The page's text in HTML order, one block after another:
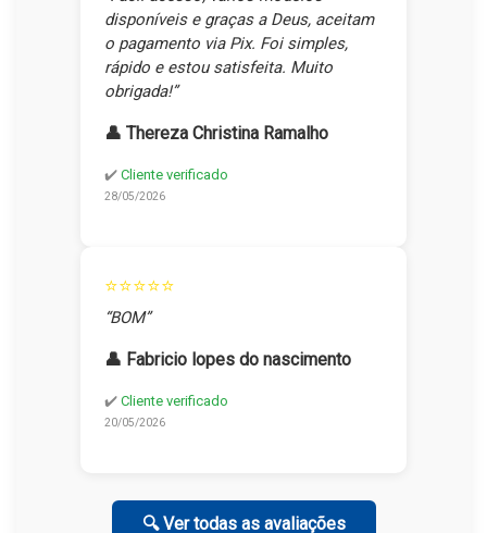
disponíveis e graças a Deus, aceitam
o pagamento via Pix. Foi simples,
rápido e estou satisfeita. Muito
obrigada!”
👤 Thereza Christina Ramalho
✔️ Cliente verificado
28/05/2026
⭐⭐⭐⭐⭐
“BOM”
👤 Fabricio lopes do nascimento
✔️ Cliente verificado
20/05/2026
🔍 Ver todas as avaliações